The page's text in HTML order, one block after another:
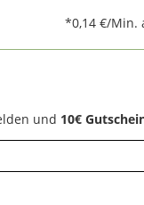
*0,14 €/Min.
und 10€